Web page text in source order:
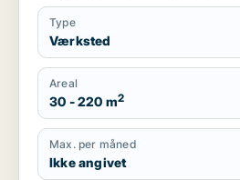
Type
Værksted
Areal
30 - 220 m2
Max. per måned
Ikke angivet